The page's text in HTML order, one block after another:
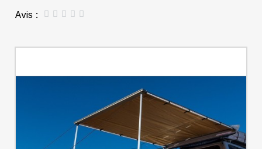
Avis :     